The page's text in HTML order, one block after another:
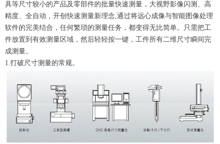
具等尺寸较小的产品及零部件的批量快速测量，大视野影像闪测、高
精度、全自动，开创快速测量新理念,通过将远心成像与智能图像处理
软件的完美结合，任何繁琐的测量任务，都变得无比简单。只需把工
件放置到有效测量区域，然后轻轻按一键，工件所有二维尺寸瞬间完
成测量。
1.打破尺寸测量的常规。